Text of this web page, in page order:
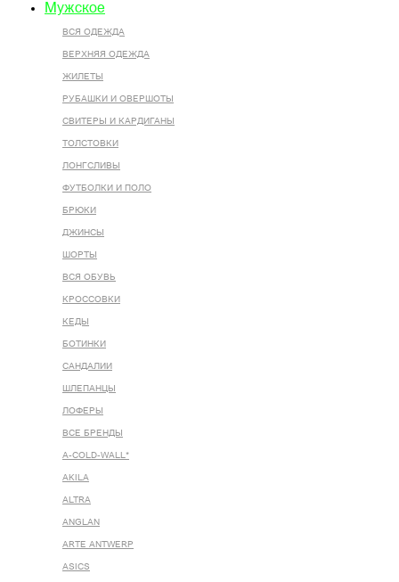
Мужское
ВСЯ ОДЕЖДА
ВЕРХНЯЯ ОДЕЖДА
ЖИЛЕТЫ
РУБАШКИ И ОВЕРШОТЫ
СВИТЕРЫ И КАРДИГАНЫ
ТОЛСТОВКИ
ЛОНГСЛИВЫ
ФУТБОЛКИ И ПОЛО
БРЮКИ
ДЖИНСЫ
ШОРТЫ
ВСЯ ОБУВЬ
КРОССОВКИ
КЕДЫ
БОТИНКИ
САНДАЛИИ
ШЛЕПАНЦЫ
ЛОФЕРЫ
ВСЕ БРЕНДЫ
A-COLD-WALL*
AKILA
ALTRA
ANGLAN
ARTE ANTWERP
ASICS